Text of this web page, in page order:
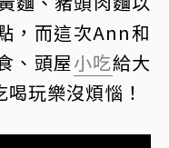
，而這次Ann和
、頭屋小吃給大
玩樂沒煩惱！